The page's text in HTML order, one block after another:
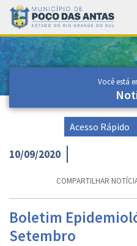
Ir para conteúdo principal
Conteúdo Principal
Você está
10/09/2020
COMPARTILHAR
Boletim
Setembro